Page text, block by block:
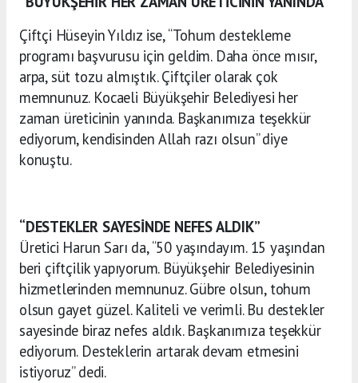
Çiftçi Hüseyin Yıldız ise, “Tohum destekleme
programı başvurusu için geldim. Daha önce mısır,
arpa, süt tozu almıştık. Çiftçiler olarak çok
memnunuz. Kocaeli Büyükşehir Belediyesi her
zaman üreticinin yanında. Başkanımıza teşekkür
ediyorum, kendisinden Allah razı olsun” diye
konuştu.
“DESTEKLER SAYESİNDE NEFES ALDIK”
Üretici Harun Sarı da, “50 yaşındayım. 15 yaşından
beri çiftçilik yapıyorum. Büyükşehir Belediyesinin
hizmetlerinden memnunuz. Gübre olsun, tohum
olsun gayet güzel. Kaliteli ve verimli. Bu destekler
sayesinde biraz nefes aldık. Başkanımıza teşekkür
ediyorum. Desteklerin artarak devam etmesini
istiyoruz” dedi.